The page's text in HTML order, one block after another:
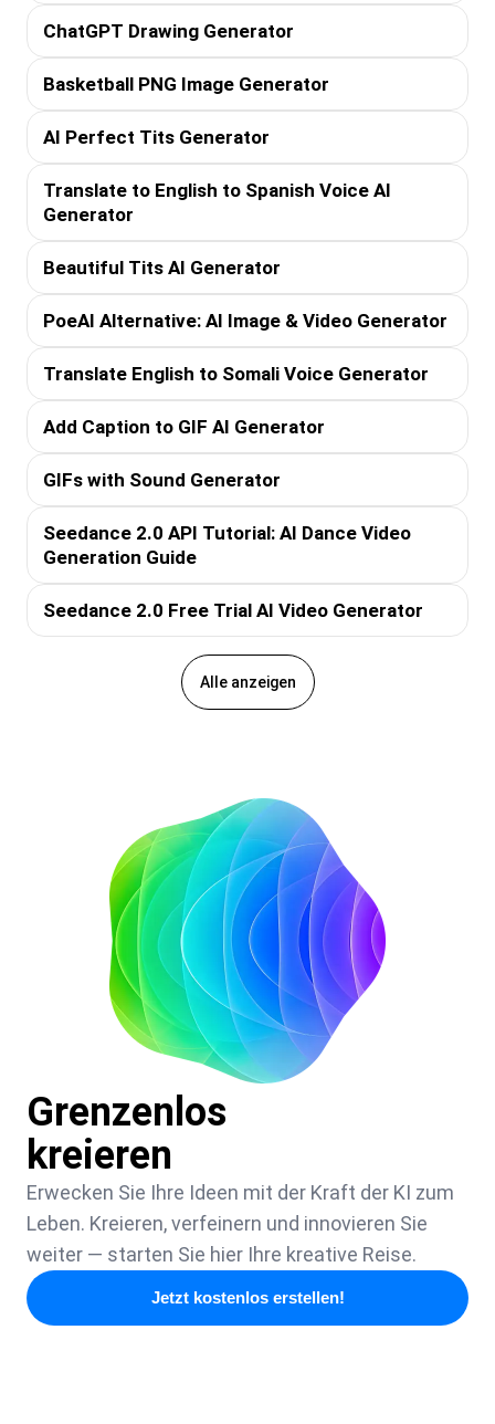
ChatGPT Drawing Generator
Basketball PNG Image Generator
AI Perfect Tits Generator
Translate to English to Spanish Voice AI
Generator
Beautiful Tits AI Generator
PoeAI Alternative: AI Image & Video Generator
Translate English to Somali Voice Generator
Add Caption to GIF AI Generator
GIFs with Sound Generator
Seedance 2.0 API Tutorial: AI Dance Video
Generation Guide
Seedance 2.0 Free Trial AI Video Generator
Alle anzeigen
Grenzenlos
kreieren
Erwecken Sie Ihre Ideen mit der Kraft der KI zum
Leben. Kreieren, verfeinern und innovieren Sie
weiter — starten Sie hier Ihre kreative Reise.
Jetzt kostenlos erstellen!